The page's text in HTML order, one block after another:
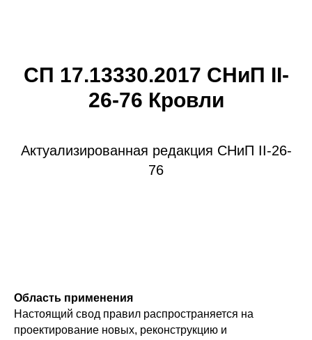
СП 17.13330.2017 СНиП II-
26-76 Кровли
Актуализированная редакция СНиП II-26-
76
Область применения
Настоящий свод правил распространяется на
проектирование новых, реконструкцию и